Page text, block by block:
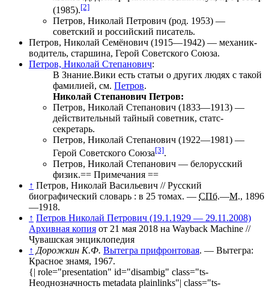
(1985).[2]
Петров, Николай Петрович (род. 1953) —
советский и российский писатель.
Петров, Николай Семёнович (1915—1942) — механик-
водитель, старшина, Герой Советского Союза.
Петров, Николай Степанович:
В Знание.Вики есть статьи о других людях с такой
фамилией, см. Петров.
Николай Степанович Петров:
Петров, Николай Степанович (1833—1913) —
действительный тайный советник, статс-
секретарь.
Петров, Николай Степанович (1922—1981) —
Герой Советского Союза[3].
Петров, Николай Степанович — белорусский
физик.== Примечания ==
↑ Петров, Николай Васильевич //Русский
биографический словарь : в 25 томах. — СПб.—М., 1896
—1918.
↑ Петров Николай Петрович (19.1.1929 — 29.11.2008)
Архивная копия от 21 мая 2018 на Wayback Machine //
Чувашская энциклопедия
↑ Дорожкин К.Ф. Вытегра прифронтовая. — Вытегра:
Красное знамя, 1967.
{| role="presentation" id="disambig" class="ts-
Неоднозначность metadata plainlinks"| class="ts-